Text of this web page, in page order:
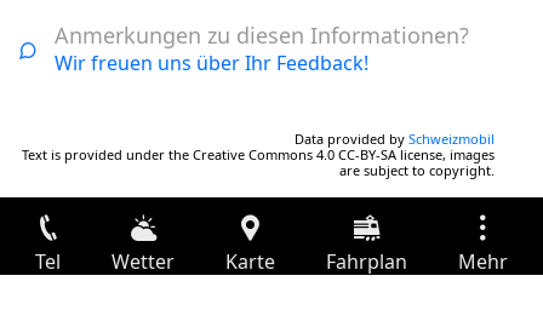
Anmerkungen zu diesen Informationen?
Wir freuen uns über Ihr Feedback!
Data provided by Schweizmobil
Text is provided under the Creative Commons 4.0 CC-BY-SA license, images
are subject to copyright.
Tel Wetter Karte Fahrplan Mehr